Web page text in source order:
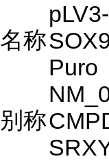
名称
Puro
别称